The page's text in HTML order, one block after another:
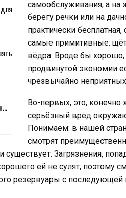
самообслуживания, а на
берегу речки или на
практически бесплатная,
самые примитивные:
вёдра. Вроде бы хорошо,
продвинутой экономии
чрезвычайно
Во-первых, это, конечно
серьёзный вред
Понимаем: в нашей
смотрят
Загрязнения,
ей не сулят, поэтому
резервуары с последующей